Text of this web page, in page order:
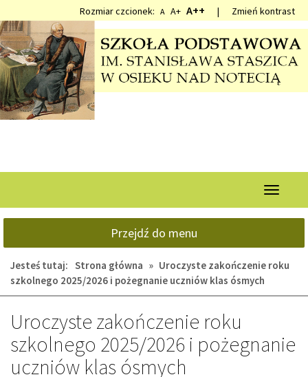
do
głównej
treści
do
wyszukiwarki
Rozmiar czcionek: A A+ A++ | Zmień kontrast
Przełącz
Przejdź do menu
Jesteś tutaj: Strona główna » Uroczyste zakończenie roku
szkolnego 2025/2026 i pożegnanie uczniów klas ósmych
Uroczyste zakończenie roku
szkolnego 2025/2026 i pożegnanie
uczniów klas ósmych